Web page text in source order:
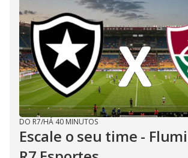
DO R7/HÁ 40 MINUTOS
Escale o seu time -